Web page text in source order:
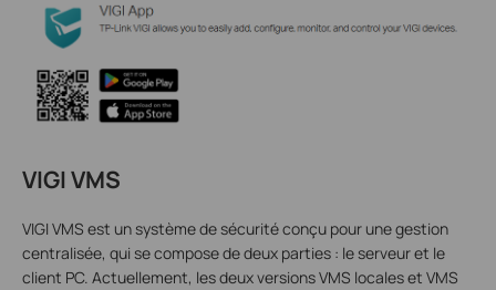
VIGI VMS
VIGI VMS est un système de sécurité conçu pour une gestion
centralisée, qui se compose de deux parties : le serveur et le
client PC. Actuellement, les deux versions VMS locales et VMS